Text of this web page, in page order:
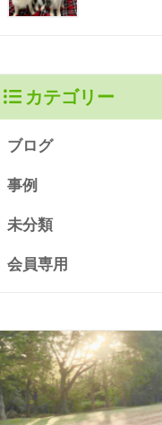
カテゴリー
ブログ
事例
未分類
会員専用